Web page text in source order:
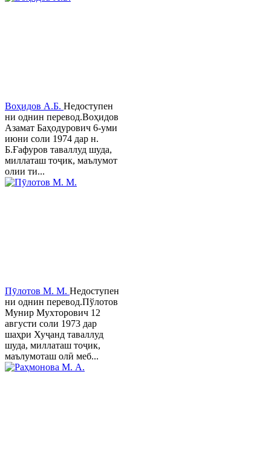
Воҳидов А.Б. Недоступен
ни однин перевод.Воҳидов
Азамат Баҳодурович 6-уми
июни соли 1974 дар н.
Б.Ғафуров таваллуд шуда,
миллаташ тоҷик, маълумот
олии ти...
Пӯлотов М. М. Недоступен
ни однин перевод.Пўлотов
Мунир Мухторович 12
августи соли 1973 дар
шаҳри Хуҷанд таваллуд
шуда, миллаташ тоҷик,
маълумоташ олӣ меб...